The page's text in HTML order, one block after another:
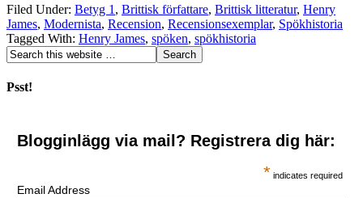
Filed Under: Betyg 1 , Brittisk författare, Brittisk litteratur, Henry
James, Modernista, Recension, Recensionsexemplar, Spökhistoria
Tagged With: Henry James, spöken, spökhistoria
Psst!
Blogginlägg via mail? Registrera dig här:
* indicates required
Email Address